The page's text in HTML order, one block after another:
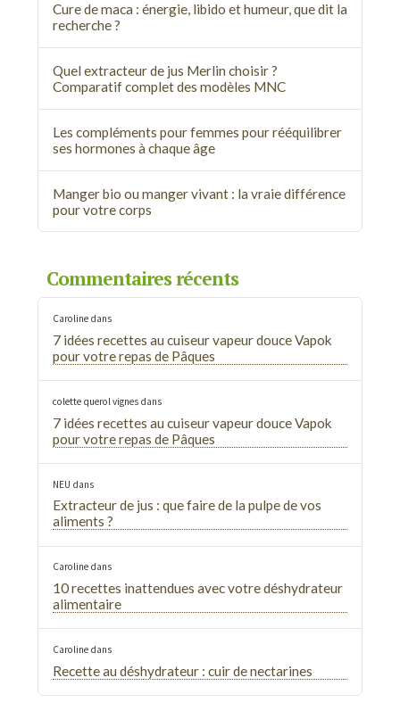
Cure de maca : énergie, libido et humeur, que dit la
recherche ?
Quel extracteur de jus Merlin choisir ?
Comparatif complet des modèles MNC
Les compléments pour femmes pour rééquilibrer
ses hormones à chaque âge
Manger bio ou manger vivant : la vraie différence
pour votre corps
Commentaires récents
Carolinedans
7 idées recettes au cuiseur vapeur douce Vapok
pour votre repas de Pâques
colette querol vignesdans
7 idées recettes au cuiseur vapeur douce Vapok
pour votre repas de Pâques
NEU dans
Extracteur de jus : que faire de la pulpe de vos
aliments ?
Carolinedans
10 recettes inattendues avec votre déshydrateur
alimentaire
Carolinedans
Recette au déshydrateur : cuir de nectarines